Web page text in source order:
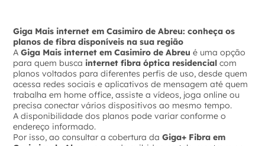
Giga Mais internet em Casimiro de Abreu: conheça os
planos de fibra disponíveis na sua região
AGiga Mais internet em Casimiro de Abreu é uma opção
para quem busca internet fibra óptica residencial com
planos voltados para diferentes perfis de uso, desde quem
acessa redes sociais e aplicativos de mensagem até quem
trabalha em home office, assiste a vídeos, joga online ou
precisa conectar vários dispositivos ao mesmo tempo.
A disponibilidade dos planos pode variar conforme o
endereço informado.
Por isso, ao consultar a cobertura daGiga+ Fibra em